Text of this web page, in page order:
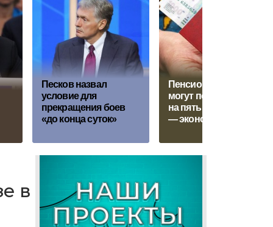
Песков назвал
условие для
прекращения боев
«до конца суток»
Пенсионный возраст
могут повысить еще
на пять лет
— экономист
в